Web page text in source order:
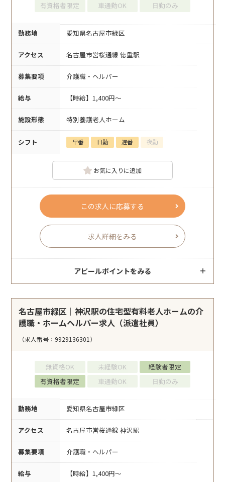
有資格者限定
車通勤OK 日勤のみ
勤務地 愛知県名古屋市緑区
アクセス 名古屋市営桜通線 徳重駅
募集要項 介護職・ヘルパー
給与 【時給】1,400円～
施設形態 特別養護老人ホーム
シフト 早番 日勤 遅番 夜勤
お気に入りに追加
この求人に応募する
求人詳細をみる
アピールポイントをみる
名古屋市緑区｜神沢駅の住宅型有料老人ホームの介
護職・ホームヘルパー求人（派遣社員）
（求人番号：9929136301）
無資格OK 未経験OK
経験者限定
有資格者限定
車通勤OK 日勤のみ
勤務地 愛知県名古屋市緑区
アクセス 名古屋市営桜通線 神沢駅
募集要項 介護職・ヘルパー
給与 【時給】1,400円～